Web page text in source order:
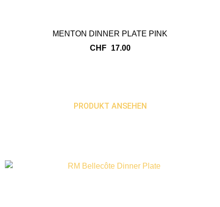
MENTON DINNER PLATE PINK
CHF
17.00
PRODUKT ANSEHEN